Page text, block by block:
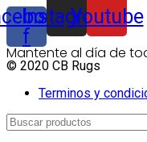
f
Instagram
Youtube
Mantente al día de
© 2020 CB Rugs
Terminos y